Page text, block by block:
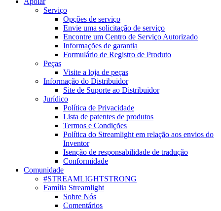
Serviço
Opções de serviço
Envie uma solicitação de serviço
Encontre um Centro de Serviço Autorizado
Informações de garantia
Formulário de Registro de Produto
Peças
Visite a loja de peças
Informação do Distribuidor
Site de Suporte ao Distribuidor
Jurídico
Política de Privacidade
Lista de patentes de produtos
Termos e Condições
Política do Streamlight em relação aos envios do
Inventor
Isenção de responsabilidade de tradução
Conformidade
Comunidade
#STREAMLIGHTSTRONG
Família Streamlight
Sobre Nós
Comentários